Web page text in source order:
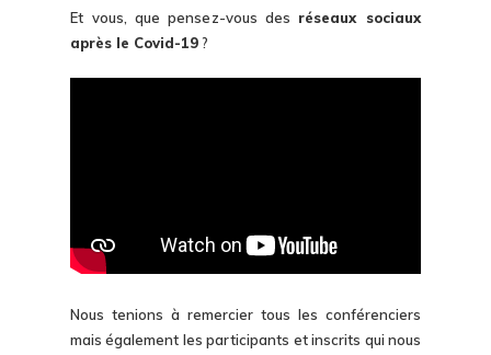
Et vous, que pensez-vous des réseaux sociaux
après le Covid-19 ?
Nous tenions à remercier tous les conférenciers
mais également les participants et inscrits qui nous